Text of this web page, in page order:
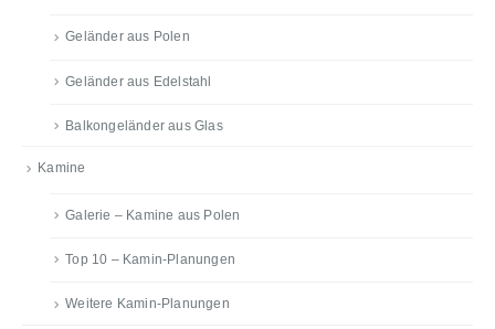
Geländer aus Polen
Geländer aus Edelstahl
Balkongeländer aus Glas
Kamine
Galerie – Kamine aus Polen
Top 10 – Kamin-Planungen
Weitere Kamin-Planungen